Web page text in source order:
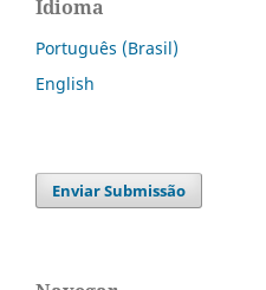
Idioma
Português (Brasil)
English
Enviar Submissão